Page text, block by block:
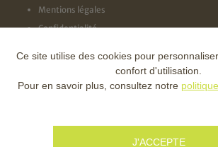
Mentions légales
Confidentialité
NOS LABELS
Ce site utilise des cookies pour
confort d'utilisation.
Pour en savoir plus, consultez notre
J'ACCEPTE